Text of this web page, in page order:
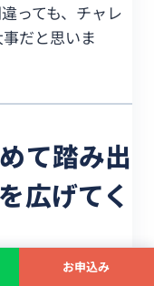
お申込み
っても、チャレ
だと思いま
て踏み出
広げてく